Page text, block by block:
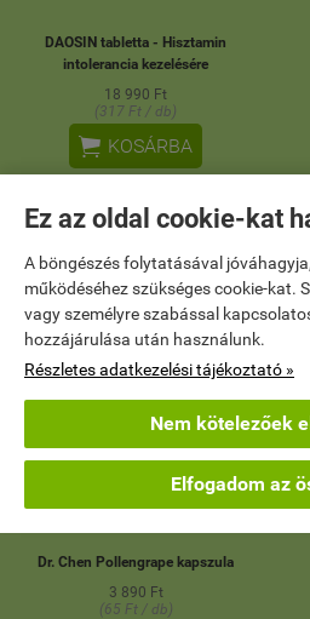
Ez az oldal cookie-kat
A böngészés folytatásával
működéséhez szükséges cookie-kat.
vagy személyre szabással
hozzájárulása után használunk.
Részletes adatkezelési tájékoztató »
Nem kötelezőek
Elfogadom az
DAOSIN tabletta - Hisztamin
intolerancia kezelésére
18 990 Ft
(317 Ft / db)
 KOSÁRBA
Dr. Chen Pollengrape kapszula
3 890 Ft
(65 Ft / db)